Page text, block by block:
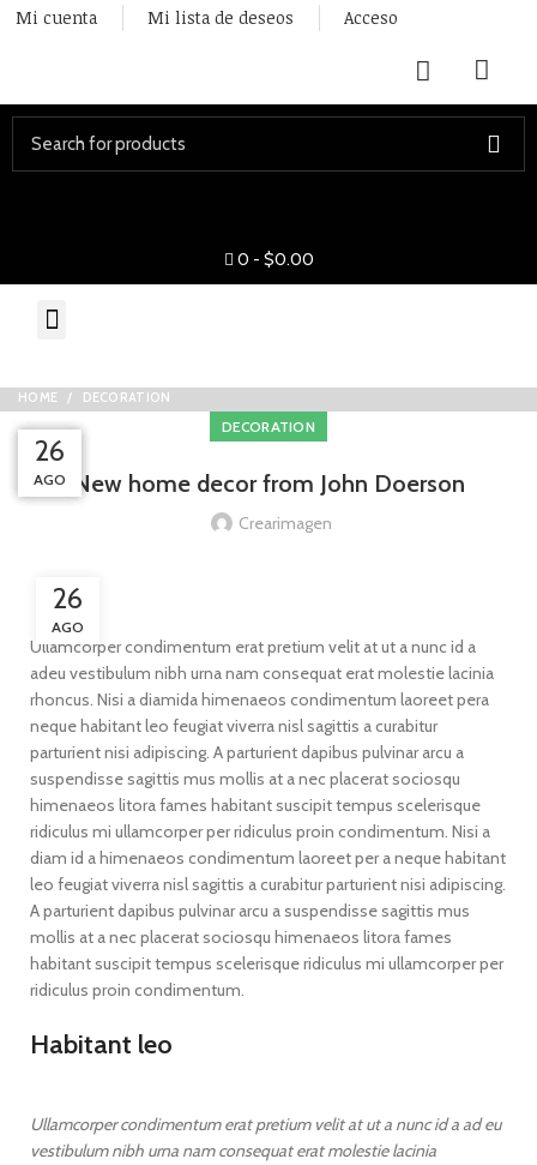
Mi cuenta Mi lista de deseos Acceso
0 - $0.00
HOME DECORATION
DECORATION
New home decor from John Doerson
Crearimagen
26
AGO
Ullamcorper condimentum erat pretium velit at ut a nunc id a
adeu vestibulum nibh urna nam consequat erat molestie lacinia
rhoncus. Nisi a diamida himenaeos condimentum laoreet pera
neque habitant leo feugiat viverra nisl sagittis a curabitur
parturient nisi adipiscing. A parturient dapibus pulvinar arcu a
suspendisse sagittis mus mollis at a nec placerat sociosqu
himenaeos litora fames habitant suscipit tempus scelerisque
ridiculus mi ullamcorper per ridiculus proin condimentum. Nisi a
diam id a himenaeos condimentum laoreet per a neque habitant
leo feugiat viverra nisl sagittis a curabitur parturient nisi adipiscing.
A parturient dapibus pulvinar arcu a suspendisse sagittis mus
mollis at a nec placerat sociosqu himenaeos litora fames
habitant suscipit tempus scelerisque ridiculus mi ullamcorper per
ridiculus proin condimentum.
Habitant leo
Ullamcorper condimentum erat pretium velit at ut a nunc id a ad eu
vestibulum nibh urna nam consequat erat molestie lacinia
27
AGO
27
AGO
26
AGO
26
AGO